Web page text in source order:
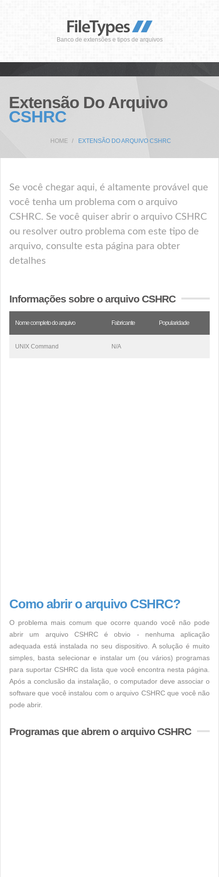
Banco de extensões e tipos de arquivos
Extensão Do Arquivo
CSHRC
HOME EXTENSÃO DO ARQUIVO CSHRC
Se você chegar aqui, é altamente provável que
você tenha um problema com o arquivo
CSHRC. Se você quiser abrir o arquivo CSHRC
ou resolver outro problema com este tipo de
arquivo, consulte esta página para obter
detalhes
Informações sobre o arquivo CSHRC
Nome completo do arquivo Fabricante Popularidade
UNIX Command N/A
Como abrir o arquivo CSHRC?
O problema mais comum que ocorre quando você não pode
abrir um arquivo CSHRC é obvio - nenhuma aplicação
adequada está instalada no seu dispositivo. A solução é muito
simples, basta selecionar e instalar um (ou vários) programas
para suportar CSHRC da lista que você encontra nesta página.
Após a conclusão da instalação, o computador deve associar o
software que você instalou com o arquivo CSHRC que você não
pode abrir.
Programas que abrem o arquivo CSHRC